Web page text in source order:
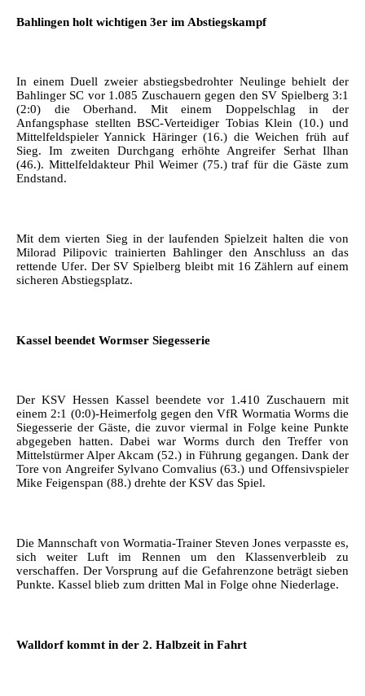
Bahlingen holt wichtigen 3er im Abstiegskampf
In einem Duell zweier abstiegsbedrohter Neulinge behielt der
Bahlinger SC vor 1.085 Zuschauern gegen den SV Spielberg 3:1
(2:0) die Oberhand. Mit einem Doppelschlag in der
Anfangsphase stellten BSC-Verteidiger Tobias Klein (10.) und
Mittelfeldspieler Yannick Häringer (16.) die Weichen früh auf
Sieg. Im zweiten Durchgang erhöhte Angreifer Serhat Ilhan
(46.). Mittelfeldakteur Phil Weimer (75.) traf für die Gäste zum
Endstand.
Mit dem vierten Sieg in der laufenden Spielzeit halten die von
Milorad Pilipovic trainierten Bahlinger den Anschluss an das
rettende Ufer. Der SV Spielberg bleibt mit 16 Zählern auf einem
sicheren Abstiegsplatz.
Kassel beendet Wormser Siegesserie
Der KSV Hessen Kassel beendete vor 1.410 Zuschauern mit
einem 2:1 (0:0)-Heimerfolg gegen den VfR Wormatia Worms die
Siegesserie der Gäste, die zuvor viermal in Folge keine Punkte
abgegeben hatten. Dabei war Worms durch den Treffer von
Mittelstürmer Alper Akcam (52.) in Führung gegangen. Dank der
Tore von Angreifer Sylvano Comvalius (63.) und Offensivspieler
Mike Feigenspan (88.) drehte der KSV das Spiel.
Die Mannschaft von Wormatia-Trainer Steven Jones verpasste es,
sich weiter Luft im Rennen um den Klassenverbleib zu
verschaffen. Der Vorsprung auf die Gefahrenzone beträgt sieben
Punkte. Kassel blieb zum dritten Mal in Folge ohne Niederlage.
Walldorf kommt in der 2. Halbzeit in Fahrt